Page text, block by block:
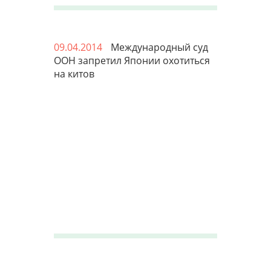
09.04.2014
Международный суд
ООН запретил Японии охотиться
на китов